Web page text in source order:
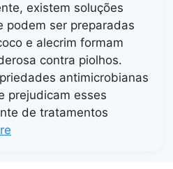
existem soluções
podem ser preparadas
e alecrim formam
contra piolhos.
antimicrobianas
prejudicam esses
de tratamentos